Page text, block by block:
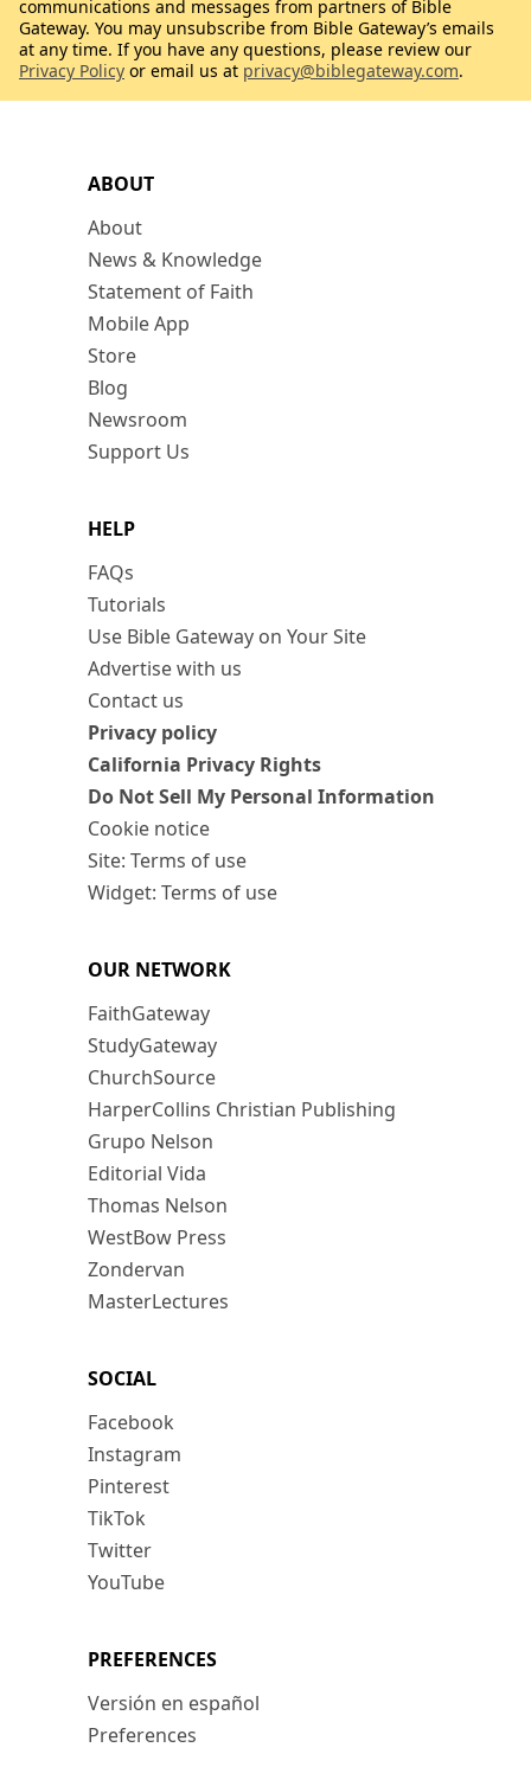
ABOUT
About
News & Knowledge
Statement of Faith
Mobile App
Store
Blog
Newsroom
Support Us
HELP
FAQs
Tutorials
Use Bible Gateway on Your Site
Advertise with us
Contact us
Privacy policy
California Privacy Rights
Do Not Sell My Personal Information
Cookie notice
Site: Terms of use
Widget: Terms of use
OUR NETWORK
FaithGateway
StudyGateway
ChurchSource
HarperCollins Christian Publishing
Grupo Nelson
Editorial Vida
Thomas Nelson
WestBow Press
Zondervan
MasterLectures
SOCIAL
Facebook
Instagram
Pinterest
TikTok
Twitter
YouTube
PREFERENCES
Versión en español
Preferences
communications and messages from partners of Bible
Gateway. You may unsubscribe from Bible Gateway’s emails
at any time. If you have any questions, please review our
Privacy Policy or email us at privacy@biblegateway.com.